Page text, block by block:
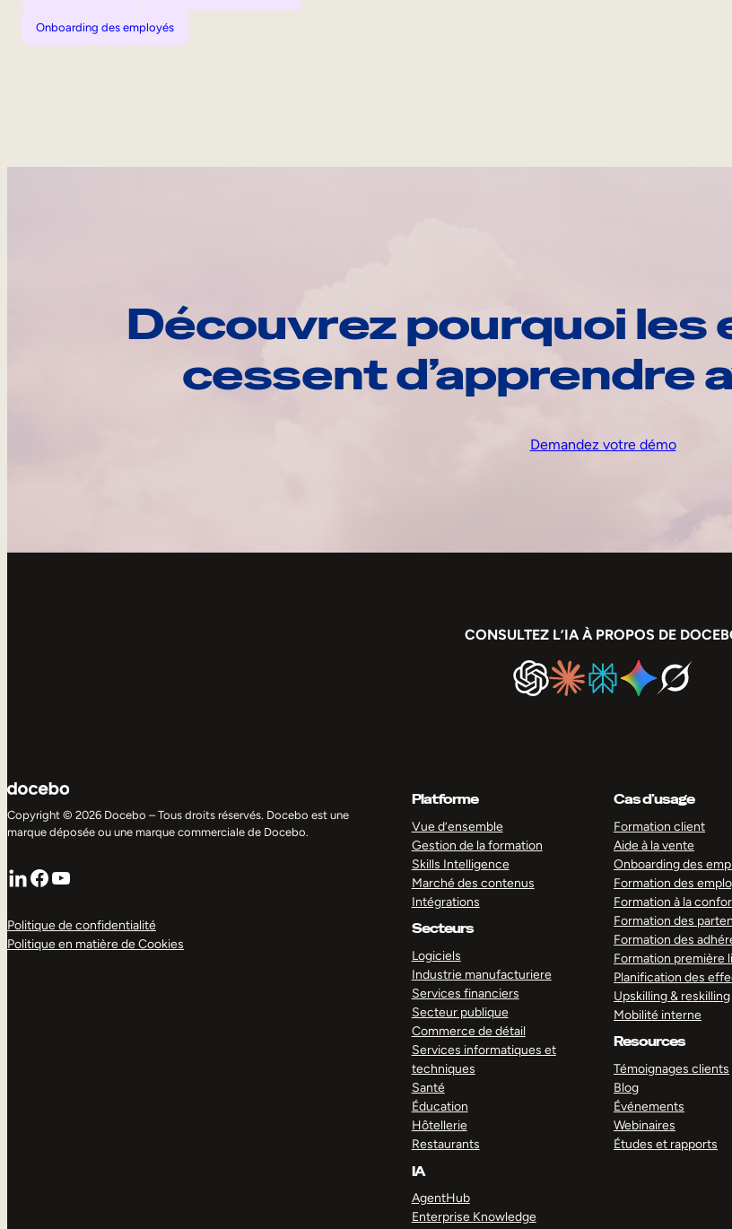
Onboarding des employés
Découvrez pourquoi les
cessent d’apprendre
Demandez votre démo
CONSULTEZ L’IA À PROPOS DE
Copyright © 2026 Docebo – Tous droits réservés. Docebo est une
marque déposée ou une marque commerciale de Docebo.
LinkedIn
Facebook
YouTube
Politique de confidentialité
Politique en matière de Cookies
Platforme
Vue d’ensemble
Gestion de la formation
Skills Intelligence
Marché des contenus
Intégrations
Secteurs
Logiciels
Industrie manufacturiere
Services financiers
Secteur publique
Commerce de détail
Services informatiques et
techniques
Santé
Éducation
Hôtellerie
Restaurants
IA
AgentHub
Enterprise Knowledge
Cas d’usage
Formation client
Aide à la vente
Onboarding des
Formation des
Formation à la
Formation des
Formation des
Formation première
Planification des
Upskilling & reskilling
Mobilité interne
Resources
Témoignages clients
Blog
Événements
Webinaires
Études et rapports